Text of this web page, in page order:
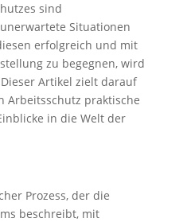
sind
Situationen
erfolgreich und mit
zu begegnen, wird
Artikel zielt darauf
Arbeitsschutz praktische
in die Welt der
Prozess, der die
beschreibt, mit